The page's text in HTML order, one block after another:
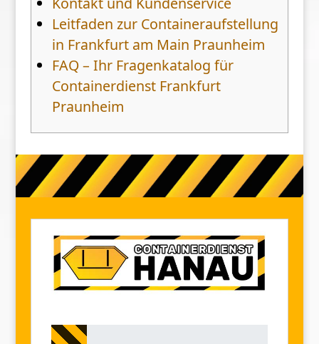
Leitfaden zur Containeraufstellung
in Frankfurt am Main Praunheim
FAQ – Ihr Fragenkatalog für
Containerdienst Frankfurt
Praunheim